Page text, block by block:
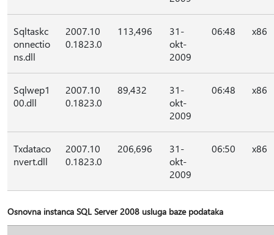
Sqltaskc
onnectio
ns.dll
2007.10
0.1823.0
113,496
31-
okt-
2009
06:48 x86
Sqlwep1
00.dll
2007.10
0.1823.0
89,432
31-
okt-
2009
06:48 x86
Txdataco
nvert.dll
2007.10
0.1823.0
206,696
31-
okt-
2009
06:50 x86
Osnovna instanca SQL Server 2008 usluga baze podataka